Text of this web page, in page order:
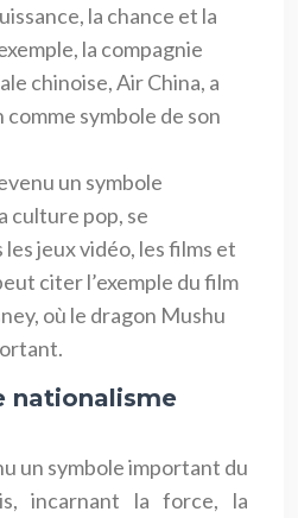
la chance et la
la compagnie
chinoise, Air China, a
comme symbole de son
un symbole
culture pop, se
jeux vidéo, les films et
citer l’exemple du film
où le dragon Mushu
nationalisme
un symbole important du
incarnant la force, la